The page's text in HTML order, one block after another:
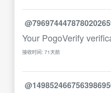
Your PogoVerify
接收时间: 71天前